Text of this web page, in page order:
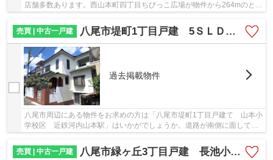
店舗多数あります。西山本町四丁目ちびっこ広場が物件から264mのとこ
売買 | 中古一戸建
八尾市堤町1丁目戸建 5ＳＬＤＫ 土地138.84㎡ 山本小学校区
過去掲載物件
八尾市周辺にある物件をお求めの方は「八尾市堤町1丁目戸建て 山本小
学校区 近鉄河内山本駅」はいかがでしょうか。道路が南側に面してい
売買 | 中古一戸建
八尾市緑ヶ丘3丁目戸建 長池小学校区 近鉄八尾駅